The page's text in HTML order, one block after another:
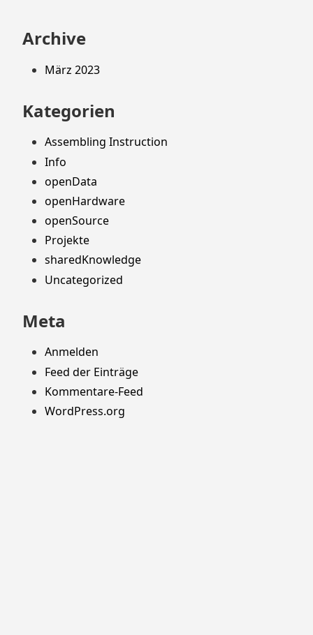
Archive
März 2023
Kategorien
Assembling Instruction
Info
openData
openHardware
openSource
Projekte
sharedKnowledge
Uncategorized
Meta
Anmelden
Feed der Einträge
Kommentare-Feed
WordPress.org